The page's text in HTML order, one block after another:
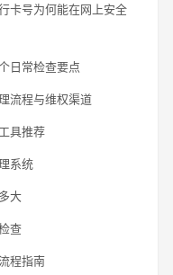
卡号为何能在网上安全
日常检查要点
流程与维权渠道
具推荐
系统
大
查
程指南